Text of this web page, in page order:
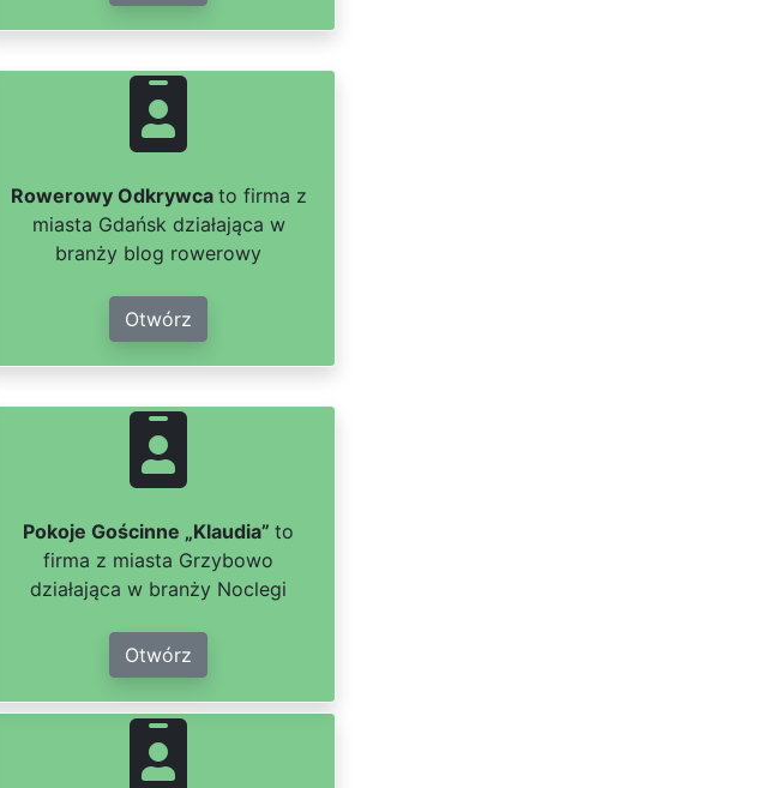
Rowerowy Odkrywca to firma z
miasta Gdańsk działająca w
branży blog rowerowy
Otwórz
Pokoje Gościnne „Klaudia”to
firma z miasta Grzybowo
działająca w branży Noclegi
Otwórz